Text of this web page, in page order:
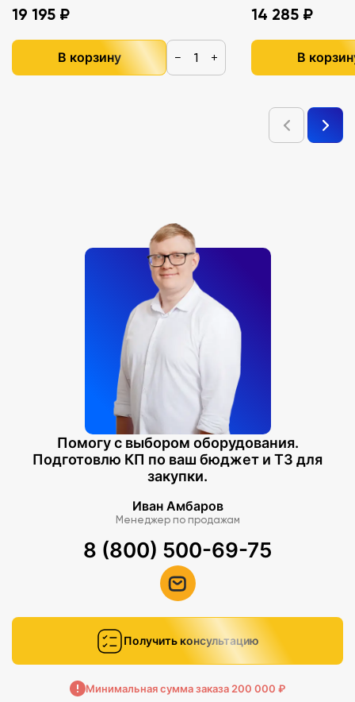
19 195 ₽
В корзину − +
14 285 ₽
В
Помогу с выбором оборудования.
Подготовлю КП по ваш бюджет и ТЗ для
закупки.
Иван Амбаров
Менеджер по продажам
8 (800) 500-69-75
Получить консультацию
Минимальная сумма заказа 200 000 ₽